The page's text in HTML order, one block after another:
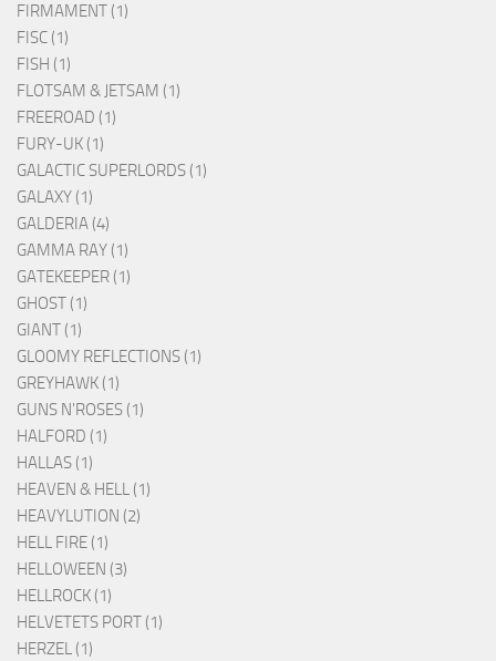
FIRMAMENT (1)
FISC (1)
FISH (1)
FLOTSAM & JETSAM (1)
FREEROAD (1)
FURY-UK (1)
GALACTIC SUPERLORDS (1)
GALAXY (1)
GALDERIA (4)
GAMMA RAY (1)
GATEKEEPER (1)
GHOST (1)
GIANT (1)
GLOOMY REFLECTIONS (1)
GREYHAWK (1)
GUNS N'ROSES (1)
HALFORD (1)
HALLAS (1)
HEAVEN & HELL (1)
HEAVYLUTION (2)
HELL FIRE (1)
HELLOWEEN (3)
HELLROCK (1)
HELVETETS PORT (1)
HERZEL (1)